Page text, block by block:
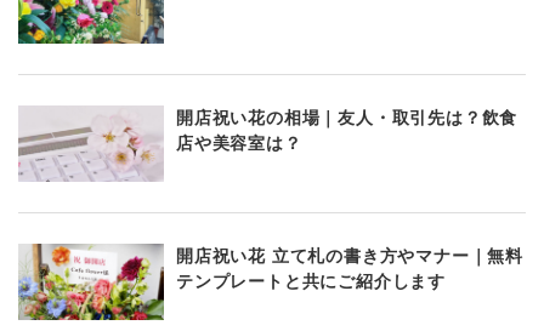
開店祝い花の相場｜友人・取引先は？飲食
店や美容室は？
開店祝い花 立て札の書き方やマナー｜無料
テンプレートと共にご紹介します